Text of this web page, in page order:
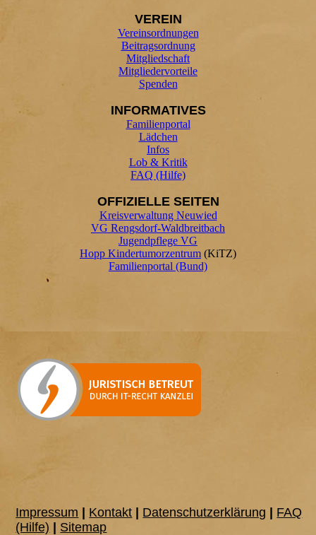
VEREIN
Vereinsordnungen
Beitragsordnung
Mitgliedschaft
Mitgliedervorteile
Spenden
INFORMATIVES
Familienportal
Lädchen
Infos
Lob & Kritik
FAQ (Hilfe)
OFFIZIELLE SEITEN
Kreisverwaltung Neuwied
VG Rengsdorf-Waldbreitbach
Jugendpflege VG
Hopp Kindertumorzentrum (KiTZ)
Familienportal (Bund)
Impressum Kontakt Datenschutzerklärung
FAQ
(Hilfe)
Sitemap